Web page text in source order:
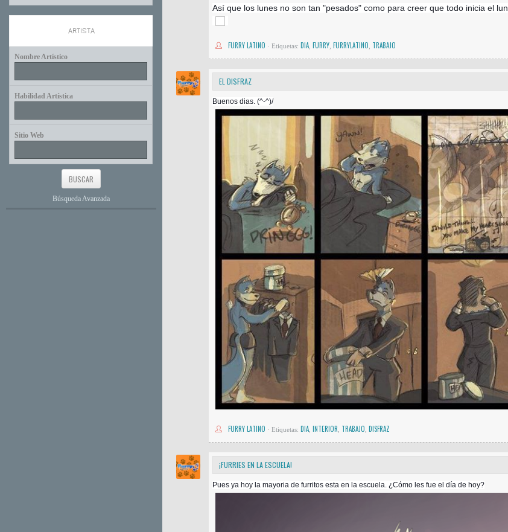
ARTISTA
Nombre Artístico
Habilidad Artística
Sitio Web
Búsqueda Avanzada
Así que los lunes no son tan "pesados" como para creer que todo inicia el
FURRY LATINO · Etiquetas: DIA, FURRY, FURRYLATINO TRABAJO
EL DISFRAZ
Buenos dias. (^-^)/
FURRY LATINO · Etiquetas: DIA, INTERIOR TRABAJO DISFRAZ
¡FURRIES EN LA ESCUELA!
Pues ya hoy la mayoria de furritos esta en la escuela. ¿Cómo les fue el día de hoy?